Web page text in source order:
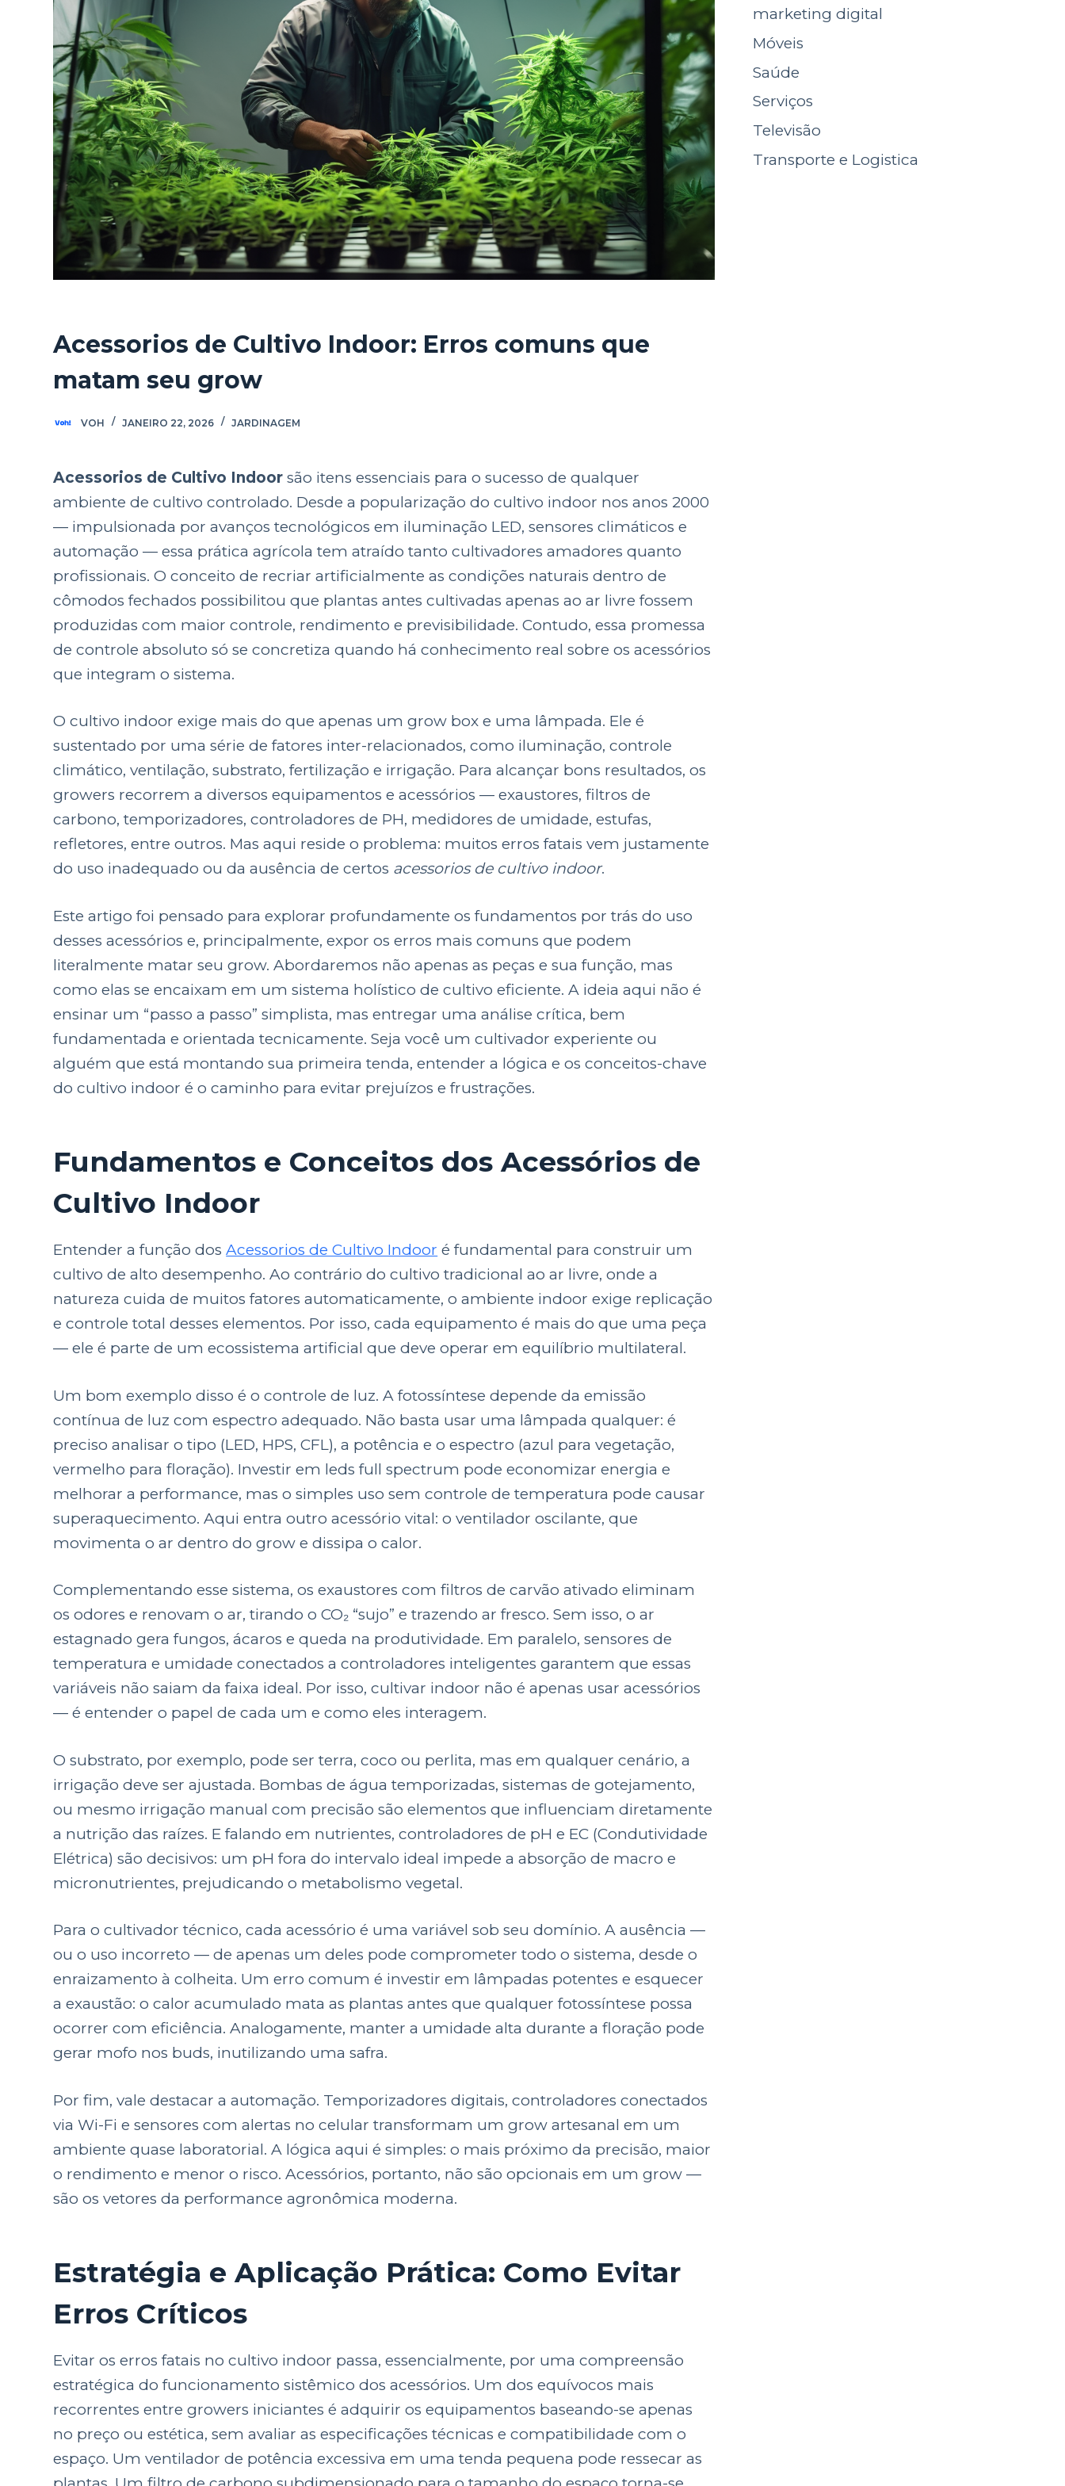
Acessorios de Cultivo Indoor: Erros comuns que
matam seu grow
VOH JANEIRO 22, 2026 JARDINAGEM
Acessorios de Cultivo Indoor são itens essenciais para o sucesso de qualquer
ambiente de cultivo controlado. Desde a popularização do cultivo indoor nos anos 2000
— impulsionada por avanços tecnológicos em iluminação LED, sensores climáticos e
automação — essa prática agrícola tem atraído tanto cultivadores amadores quanto
profissionais. O conceito de recriar artificialmente as condições naturais dentro de
cômodos fechados possibilitou que plantas antes cultivadas apenas ao ar livre fossem
produzidas com maior controle, rendimento e previsibilidade. Contudo, essa promessa
de controle absoluto só se concretiza quando há conhecimento real sobre os acessórios
que integram o sistema.
O cultivo indoor exige mais do que apenas um grow box e uma lâmpada. Ele é
sustentado por uma série de fatores inter-relacionados, como iluminação, controle
climático, ventilação, substrato, fertilização e irrigação. Para alcançar bons resultados, os
growers recorrem a diversos equipamentos e acessórios — exaustores, filtros de
carbono, temporizadores, controladores de PH, medidores de umidade, estufas,
refletores, entre outros. Mas aqui reside o problema: muitos erros fatais vem justamente
do uso inadequado ou da ausência de certos acessorios de cultivo indoor.
Este artigo foi pensado para explorar profundamente os fundamentos por trás do uso
desses acessórios e, principalmente, expor os erros mais comuns que podem
literalmente matar seu grow. Abordaremos não apenas as peças e sua função, mas
como elas se encaixam em um sistema holístico de cultivo eficiente. A ideia aqui não é
ensinar um “passo a passo” simplista, mas entregar uma análise crítica, bem
fundamentada e orientada tecnicamente. Seja você um cultivador experiente ou
alguém que está montando sua primeira tenda, entender a lógica e os conceitos-chave
do cultivo indoor é o caminho para evitar prejuízos e frustrações.
Fundamentos e Conceitos dos Acessórios de
Cultivo Indoor
Entender a função dosAcessorios de Cultivo Indoor é fundamental para construir um
cultivo de alto desempenho. Ao contrário do cultivo tradicional ao ar livre, onde a
natureza cuida de muitos fatores automaticamente, o ambiente indoor exige replicação
e controle total desses elementos. Por isso, cada equipamento é mais do que uma peça
— ele é parte de um ecossistema artificial que deve operar em equilíbrio multilateral.
Um bom exemplo disso é o controle de luz. A fotossíntese depende da emissão
contínua de luz com espectro adequado. Não basta usar uma lâmpada qualquer: é
preciso analisar o tipo (LED, HPS, CFL), a potência e o espectro (azul para vegetação,
vermelho para floração). Investir em leds full spectrum pode economizar energia e
melhorar a performance, mas o simples uso sem controle de temperatura pode causar
superaquecimento. Aqui entra outro acessório vital: o ventilador oscilante, que
movimenta o ar dentro do grow e dissipa o calor.
Complementando esse sistema, os exaustores com filtros de carvão ativado eliminam
os odores e renovam o ar, tirando o CO₂ “sujo” e trazendo ar fresco. Sem isso, o ar
estagnado gera fungos, ácaros e queda na produtividade. Em paralelo, sensores de
temperatura e umidade conectados a controladores inteligentes garantem que essas
variáveis não saiam da faixa ideal. Por isso, cultivar indoor não é apenas usar acessórios
— é entender o papel de cada um e como eles interagem.
O substrato, por exemplo, pode ser terra, coco ou perlita, mas em qualquer cenário, a
irrigação deve ser ajustada. Bombas de água temporizadas, sistemas de gotejamento,
ou mesmo irrigação manual com precisão são elementos que influenciam diretamente
a nutrição das raízes. E falando em nutrientes, controladores de pH e EC (Condutividade
Elétrica) são decisivos: um pH fora do intervalo ideal impede a absorção de macro e
micronutrientes, prejudicando o metabolismo vegetal.
Para o cultivador técnico, cada acessório é uma variável sob seu domínio. A ausência —
ou o uso incorreto — de apenas um deles pode comprometer todo o sistema, desde o
enraizamento à colheita. Um erro comum é investir em lâmpadas potentes e esquecer
a exaustão: o calor acumulado mata as plantas antes que qualquer fotossíntese possa
ocorrer com eficiência. Analogamente, manter a umidade alta durante a floração pode
gerar mofo nos buds, inutilizando uma safra.
Por fim, vale destacar a automação. Temporizadores digitais, controladores conectados
via Wi-Fi e sensores com alertas no celular transformam um grow artesanal em um
ambiente quase laboratorial. A lógica aqui é simples: o mais próximo da precisão, maior
o rendimento e menor o risco. Acessórios, portanto, não são opcionais em um grow —
são os vetores da performance agronômica moderna.
Estratégia e Aplicação Prática: Como Evitar
Erros Críticos
Evitar os erros fatais no cultivo indoor passa, essencialmente, por uma compreensão
estratégica do funcionamento sistêmico dos acessórios. Um dos equívocos mais
recorrentes entre growers iniciantes é adquirir os equipamentos baseando-se apenas
no preço ou estética, sem avaliar as especificações técnicas e compatibilidade com o
espaço. Um ventilador de potência excessiva em uma tenda pequena pode ressecar as
marketing digital
Móveis
Saúde
Serviços
Televisão
Transporte e Logistica